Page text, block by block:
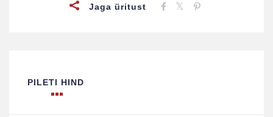
Jaga üritust
PILETI HIND